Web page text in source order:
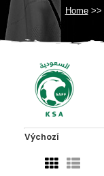
Home